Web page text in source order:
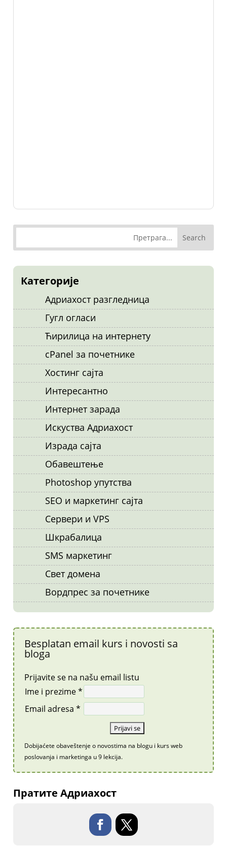
Категорије
Адриахост разгледница
Гугл огласи
Ћирилица на интернету
cPanel за почетнике
Хостинг сајта
Интересантно
Интернет зарада
Искуства Адриахост
Израда сајта
Обавештење
Photoshop упутства
SEO и маркетинг сајта
Сервери и VPS
Шкрабалица
SMS маркетинг
Свет домена
Вордпрес за почетнике
Besplatan email kurs i novosti sa
bloga
Prijavite se na našu email listu
Ime i prezime *
Email adresa *
Dobijaćete obaveštenje o novostima na blogu i kurs web
poslovanja i marketinga u 9 lekcija.
Пратите Адриахост